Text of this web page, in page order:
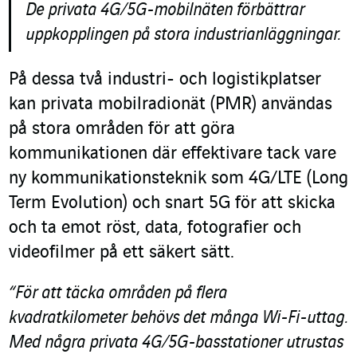
De privata 4G/5G-mobilnäten förbättrar
uppkopplingen på stora industrianläggningar.
På dessa två industri- och logistikplatser
kan privata mobilradionät (PMR) användas
på stora områden för att göra
kommunikationen där effektivare tack vare
ny kommunikationsteknik som 4G/LTE (Long
Term Evolution) och snart 5G för att skicka
och ta emot röst, data, fotografier och
videofilmer på ett säkert sätt.
“För att täcka områden på flera
kvadratkilometer behövs det många Wi-Fi-uttag.
Med några privata 4G/5G-basstationer utrustas